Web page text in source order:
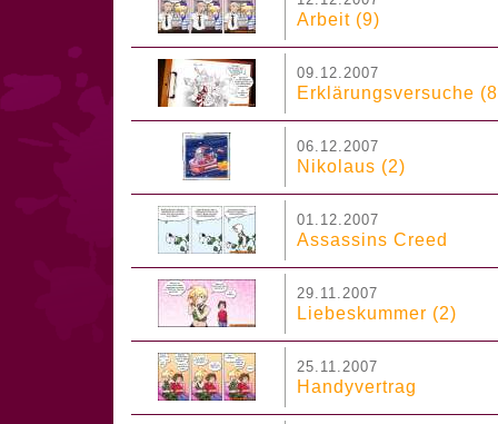
Arbeit (9)
09.12.2007
Erklärungsversuche
06.12.2007
Nikolaus (2)
01.12.2007
Assassins Creed
29.11.2007
Liebeskummer (2)
25.11.2007
Handyvertrag